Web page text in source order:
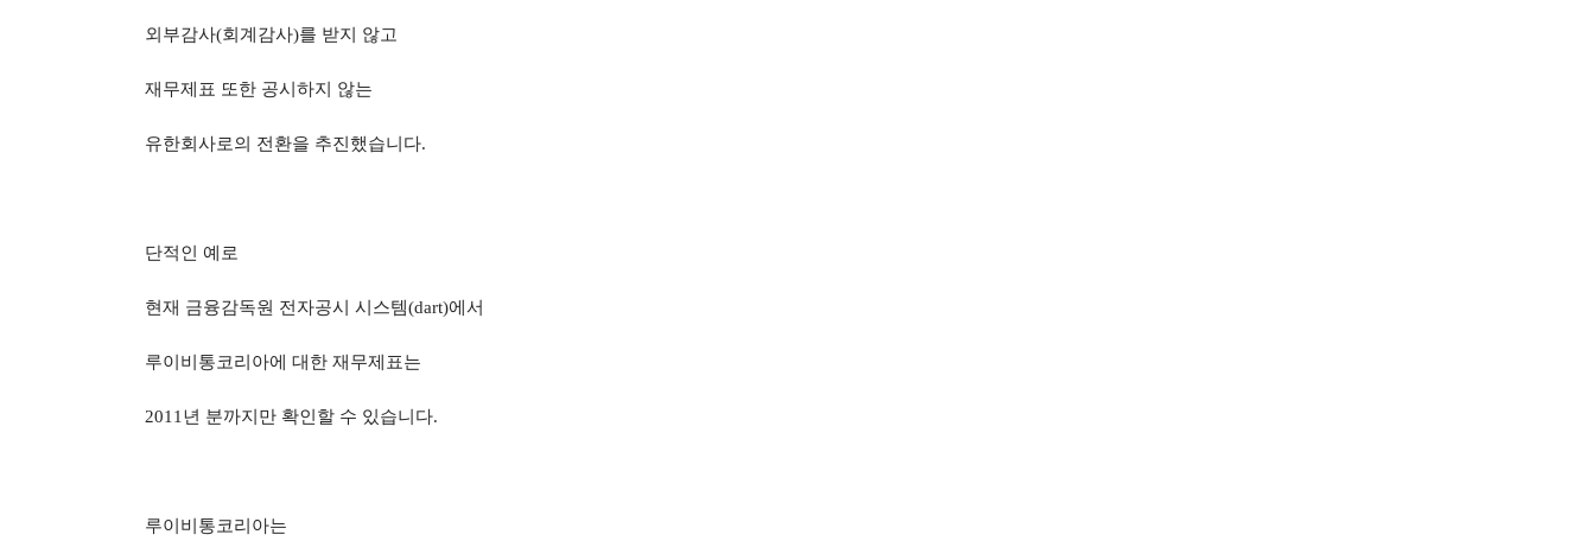
외부감사(회계감사)를 받지 않고
재무제표 또한 공시하지 않는
유한회사로의 전환을 추진했습니다.
단적인 예로
현재 금융감독원 전자공시 시스템(dart)에서
루이비통코리아에 대한 재무제표는
2011 년 분까지만 확인할 수 있습니다.
루이비통코리아는